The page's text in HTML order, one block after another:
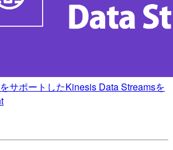
サポートしたKinesis Data Streamsを